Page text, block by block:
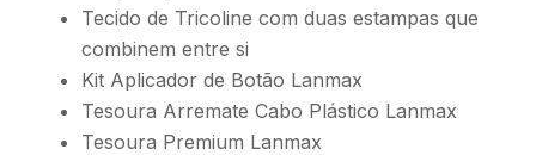
Tecido de Tricoline com duas estampas que
combinem entre si
Kit Aplicador de Botão Lanmax
Tesoura Arremate Cabo Plástico Lanmax
Tesoura Premium Lanmax